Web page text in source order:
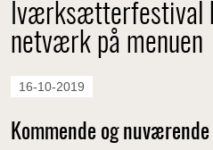
Iværksætterfestival
netværk på menuen
16-10-2019
Kommende og